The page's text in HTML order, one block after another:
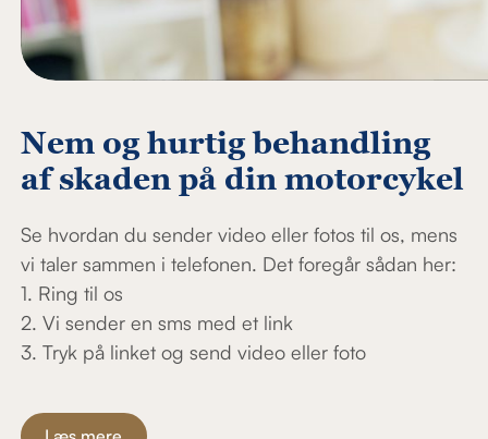
Nem og hurtig behandling
af skaden på din motorcykel
Se hvordan du sender video eller fotos til os, mens
vi taler sammen i telefonen. Det foregår sådan her:
1. Ring til os
2. Vi sender en sms med et link
3. Tryk på linket og send video eller foto